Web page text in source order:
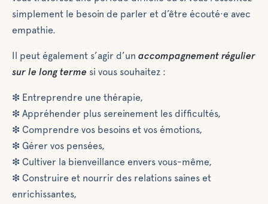
simplement le besoin de parler et d’être écouté·e avec
empathie.
Il peut également s’agir d’un accompagnement régulier
sur le long terme si vous souhaitez :
❇ Entreprendre une thérapie,
❇ Appréhender plus sereinement les difficultés,
❇ Comprendre vos besoins et vos émotions,
❇ Gérer vos pensées,
❇ Cultiver la bienveillance envers vous-même,
❇ Construire et nourrir des relations saines et
enrichissantes,